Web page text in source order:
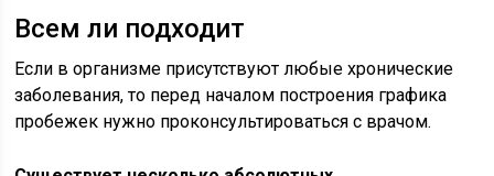
Всем ли подходит
Если в организме присутствуют любые хронические
заболевания, то перед началом построения графика
пробежек нужно проконсультироваться с врачом.